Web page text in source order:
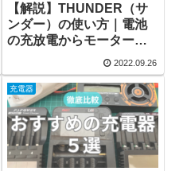
【解説】THUNDER（サ
ンダー）の使い方｜電池
の充放電からモーターの
慣らしや測定まで
2022.09.26
充電器